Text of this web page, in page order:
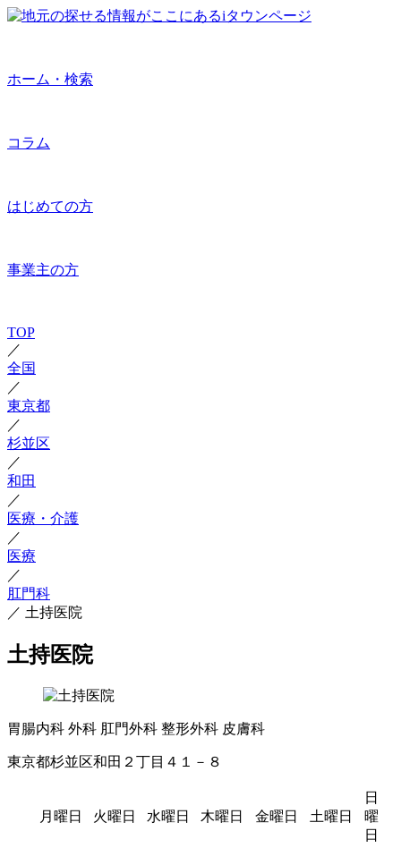
ホーム・検索
コラム
はじめての方
事業主の方
TOP
／
全国
／
東京都
／
杉並区
／
和田
／
医療・介護
／
医療
／
肛門科
／ 土持医院
土持医院
胃腸内科 外科 肛門外科 整形外科 皮膚科
東京都杉並区和田２丁目４１－８
月曜日 火曜日 水曜日 木曜日 金曜日 土曜日
日
曜
日